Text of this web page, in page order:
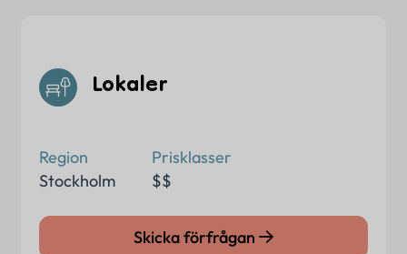
Lokaler
Skicka förfrågan
Region
Stockholm
Prisklasser
$$